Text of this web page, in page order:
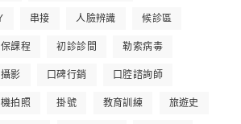
串接 人臉辨識 候診區
課程 初診診間 勒索病毒
影 口碑行銷 口腔諮詢師
拍照 掛號 教育訓練 旅遊史